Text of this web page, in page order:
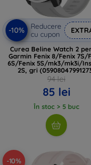
-10%
Reducere
cu cupon
Curea Beline Watch 2
Garmin Fenix 8/Fenix 7S/
6S/Fenix 5S/mk3/mk3i/
2S, gri
94 lei
85 lei
În stoc > 5 buc
-10%